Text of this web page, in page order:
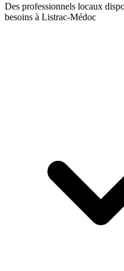
Des professionnels locaux
besoins à Listrac-Médoc